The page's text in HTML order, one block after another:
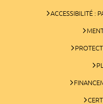
ACCESSIBILITÉ :